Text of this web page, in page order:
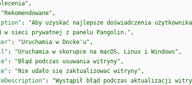
,
"Rekomendowane" ,
:
"Aby uzyskać najlepsze doświadczenia
w sieci prywatnej z panelu Pangolin." ,
: "Uruchamia w Docke'u" ,
: "Uruchamia w skorupce na macOS, Linux i Windows" ,
: "Błąd podczas usuwania witryny" ,
: "Nie udało się zaktualizować witryny" ,
: "Wystąpił błąd podczas aktualizacji